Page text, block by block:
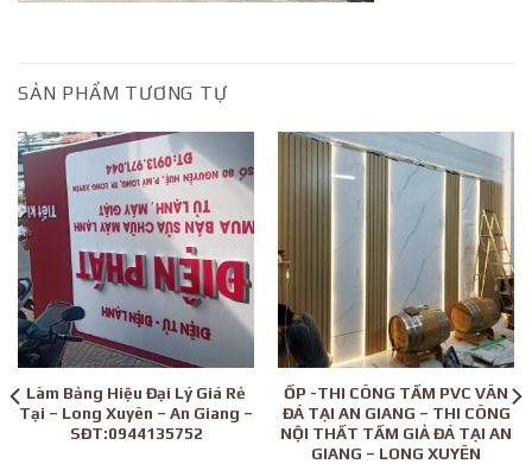
SẢN PHẨM TƯƠNG TỰ
Làm Bảng Hiệu Đại Lý Giá Rẻ
Tại – Long Xuyên – An Giang –
SĐT:0944135752
ỐP -THI CÔNG TẤM PVC VÂN
ĐÁ TẠI AN GIANG – THI CÔNG
NỘI THẤT TẤM GIẢ ĐÁ TẠI AN
GIANG – LONG XUYÊN